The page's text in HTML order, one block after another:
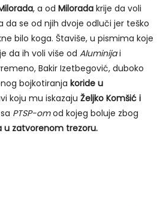
, a od Milorada krije da voli
da se od njih dvoje odluči jer teško
bilo koga. Štaviše, u pismima koje
da ih voli više od Aluminijai
Bakir Izetbegović, duboko
bojkotiranja koride u
koju mu iskazaju Željko Komšić i
PTSP-omod kojeg boluje zbog
u zatvorenom trezoru.